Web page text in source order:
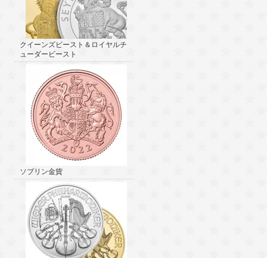
クイーンズビースト＆ロイヤルチ
ューダービースト
ソブリン金貨